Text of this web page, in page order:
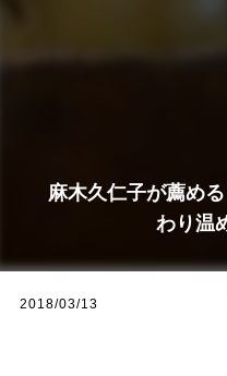
麻木久仁子が薦め
わり温
2018/03/13